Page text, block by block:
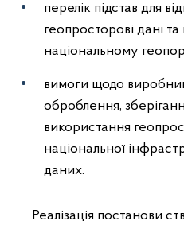
перелік підстав для
геопросторові дані
національному
вимоги щодо
оброблення,
використання
національної
даних.
Реалізація постанови